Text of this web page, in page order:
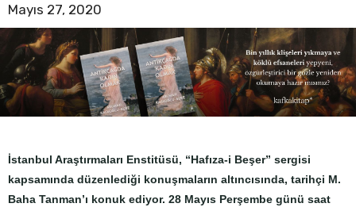
Mayıs 27, 2020
İstanbul Araştırmaları Enstitüsü, “Hafıza-i Beşer” sergisi
kapsamında düzenlediği konuşmaların altıncısında, tarihçi M.
Baha Tanman’ı konuk ediyor. 28 Mayıs Perşembe günü saat